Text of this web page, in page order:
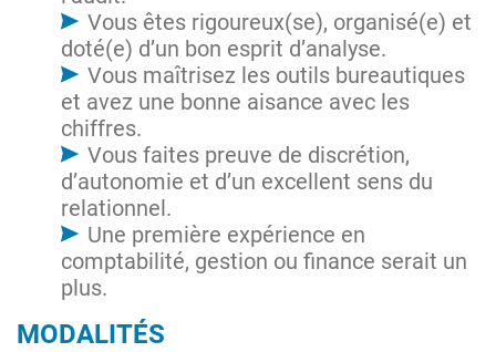
Vous êtes rigoureux(se), organisé(e) et
doté(e) d’un bon esprit d’analyse.
Vous maîtrisez les outils bureautiques
et avez une bonne aisance avec les
chiffres.
Vous faites preuve de discrétion,
d’autonomie et d’un excellent sens du
relationnel.
Une première expérience en
comptabilité, gestion ou finance serait un
plus.
MODALITÉS